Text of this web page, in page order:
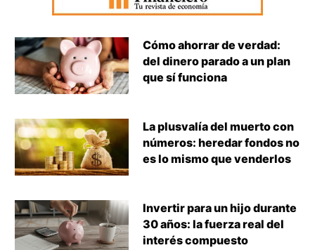
Cómo ahorrar de verdad:
del dinero parado a un plan
que sí funciona
La plusvalía del muerto con
números: heredar fondos no
es lo mismo que venderlos
Invertir para un hijo durante
30 años: la fuerza real del
interés compuesto